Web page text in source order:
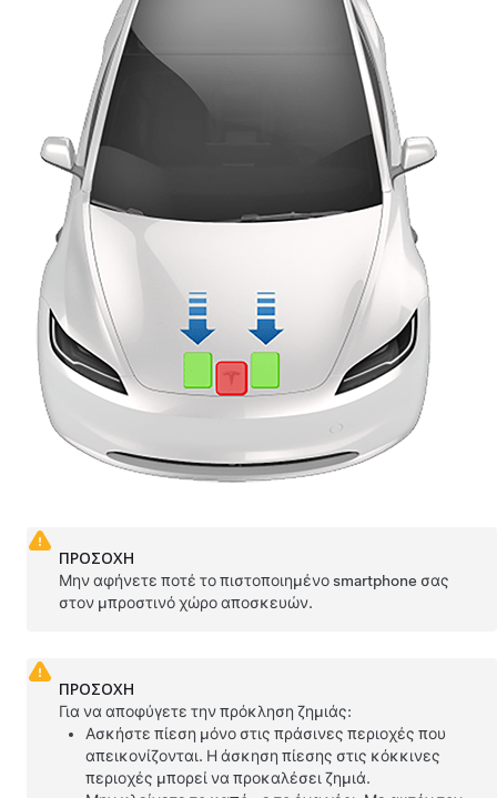
ΠΡΟΣΟΧΗ
Μην αφήνετε ποτέ το πιστοποιημένο smartphone σας
στον μπροστινό χώρο αποσκευών.
ΠΡΟΣΟΧΗ
Για να αποφύγετε την πρόκληση ζημιάς:
Ασκήστε πίεση μόνο στις πράσινες περιοχές που
απεικονίζονται. Η άσκηση πίεσης στις κόκκινες
περιοχές μπορεί να προκαλέσει ζημιά.